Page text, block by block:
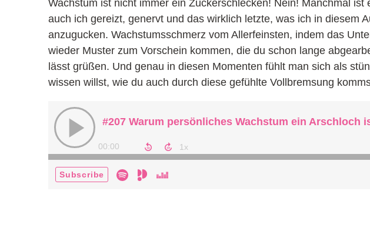
Wachstum ist nicht immer ein Zuckerschlecken! Nein! Manchmal
auch ich gereizt, genervt und das wirklich letzte, was ich in diesem
anzugucken. Wachstumsschmerz vom Allerfeinsten, indem das
wieder Muster zum Vorschein kommen, die du schon lange
lässt grüßen. Und genau in diesen Momenten fühlt man sich als
wissen willst, wie du auch durch diese gefühlte Vollbremsung